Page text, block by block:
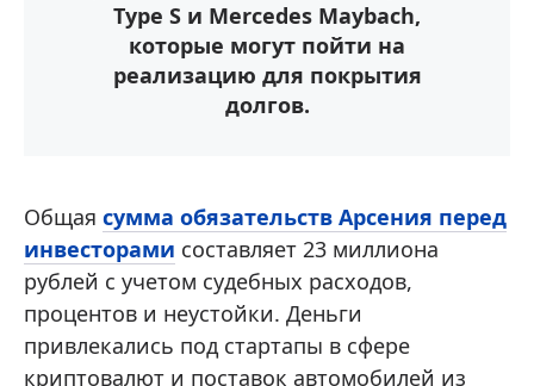
Type S и Mercedes Maybach,
которые могут пойти на
реализацию для покрытия
долгов.
Общая сумма обязательств Арсения перед
инвесторами составляет 23 миллиона
рублей с учетом судебных расходов,
процентов и неустойки. Деньги
привлекались под стартапы в сфере
криптовалют и поставок автомобилей из